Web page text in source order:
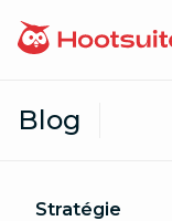
Blog
Stratégie